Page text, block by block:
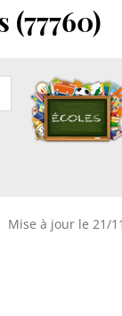
(77760)
Mise à jour le 21/